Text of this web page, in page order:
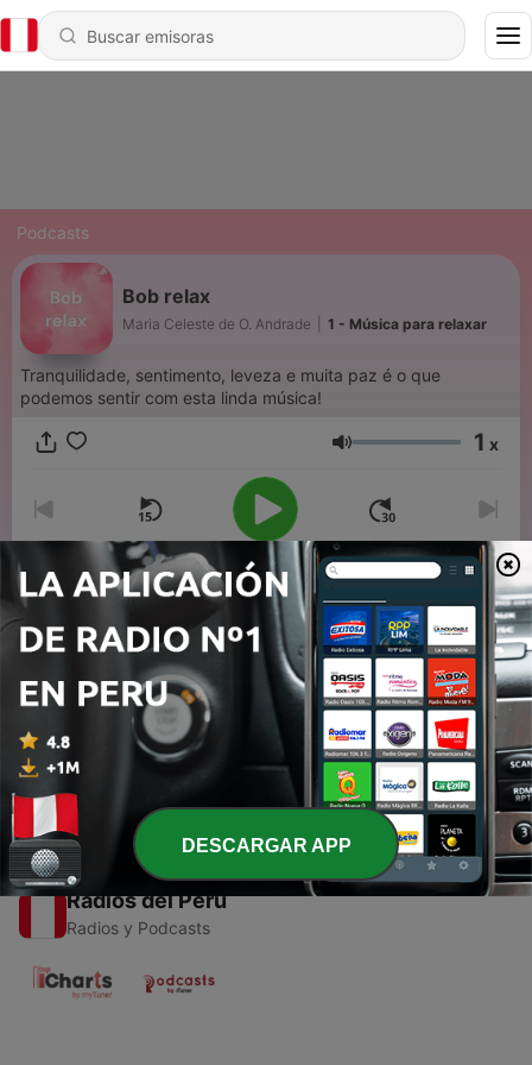
Podcasts
Bob relax
Maria Celeste de O. Andrade 1 - Música para relaxar
Tranquilidade, sentimento, leveza e muita paz é o que
podemos sentir com esta linda música!
Volumen 1 x
00:00
Episodios
1 - Música para relaxar
25 abr. 2021
Radios del Perú
Radios y Podcasts
DESCARGAR APP